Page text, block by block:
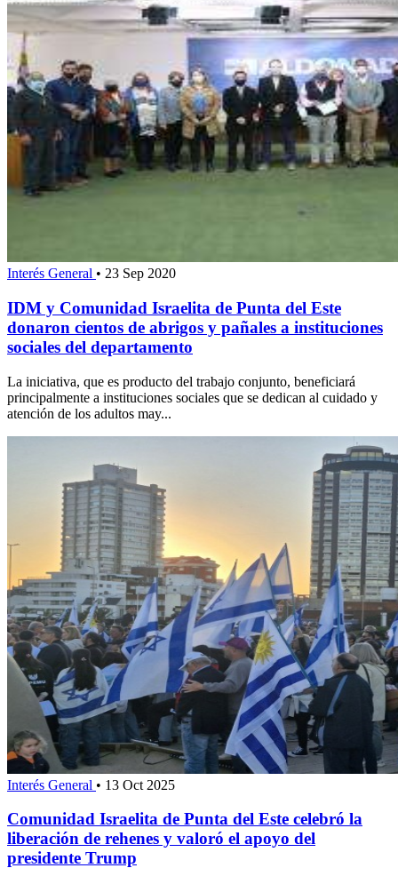
Interés General • 23 Sep 2020
IDM y Comunidad Israelita de Punta del Este
donaron cientos de abrigos y pañales a instituciones
sociales del departamento
La iniciativa, que es producto del trabajo conjunto, beneficiará
principalmente a instituciones sociales que se dedican al cuidado y
atención de los adultos may...
Interés General • 13 Oct 2025
Comunidad Israelita de Punta del Este celebró la
liberación de rehenes y valoró el apoyo del
presidente Trump